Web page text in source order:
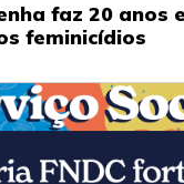
faz 20 anos
feminicídios